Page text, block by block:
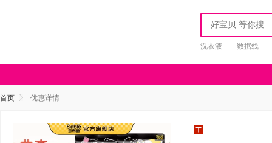
洗衣液 数据线
首页 优惠详情